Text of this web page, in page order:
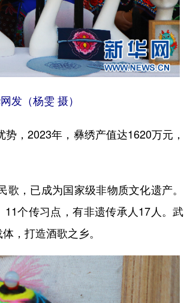
发（杨雯 摄）
，2023年，彝绣产值达1620万元
，已成为国家级非物质文化遗产
个传习点，有非遗传承人17人。
，打造酒歌之乡。